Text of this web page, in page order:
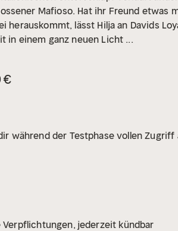
Mafioso. Hat ihr Freund etwas
herauskommt, lässt Hilja an Davids
in einem ganz neuen Licht ...
€
während der Testphase vollen
Verpflichtungen, jederzeit kündbar